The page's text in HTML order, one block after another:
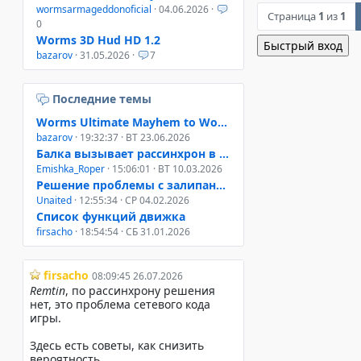
Страница 1 из 1
wormsarmageddonoficial · 04.06.2026 ·
0
Worms 3D Hud HD 1.2
bazarov · 31.05.2026 · 7
Последние темы
Worms Ultimate Mayhem to Worms 4 Mayhem
bazarov · 19:32:37 · ВТ 23.06.2026
Балка вызывает рассинхрон в онлайне W3D, W4M, WUM
Emishka_Roper · 15:06:01 · ВТ 10.03.2026
Решение проблемы с залипанием клавиш при свернутом окне
Unaited · 12:55:34 · СР 04.02.2026
Список функций движка
firsacho · 18:54:54 · СБ 31.01.2026